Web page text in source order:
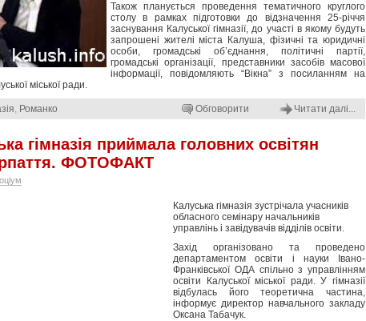
Також планується проведення тематичного круглого
столу в рамках підготовки до відзначення 25-річчя
заснування Калуської гімназії, до участі в якому будуть
запрошені жителі міста Калуша, фізичні та юридичні
особи, громадські об’єднання, політичні партії,
громадські організації, представники засобів масової
інформації, повідомляють “Вікна” з посиланням на
міської ради.
, Романко Обговорити Читати далі...
гімназія приймала головних освітян
ФОТОФАКТ
Калуська гімназія зустрічала учасників
обласного семінару начальників
управлінь і завідувачів відділів освіти.
Захід організовано та проведено
департаментом освіти і науки Івано-
Франківської ОДА спільно з управлінням
освіти Калуської міської ради. У гімназії
відбулась його теоретична частина,
інформує директор навчального закладу
Оксана Табачук.